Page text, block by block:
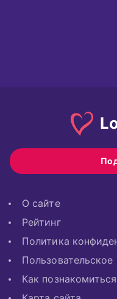
О сайте
Рейтинг
Политика
Пользовательское
Как познакомиться